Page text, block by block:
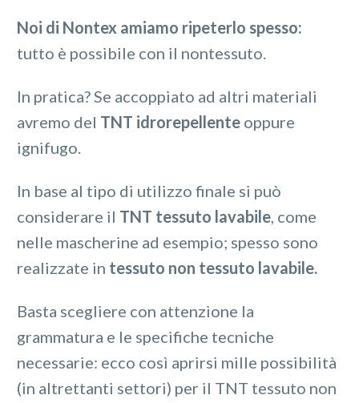
Noi di Nontex amiamo ripeterlo spesso:
tutto è possibile con il nontessuto.
In pratica? Se accoppiato ad altri materiali
avremo del TNT idrorepellente oppure
ignifugo.
In base al tipo di utilizzo finale si può
considerare il TNT tessuto lavabile, come
nelle mascherine ad esempio; spesso sono
realizzate in tessuto non tessuto lavabile.
Basta scegliere con attenzione la
grammatura e le specifiche tecniche
necessarie: ecco così aprirsi mille possibilità
(in altrettanti settori) per il TNT tessuto non